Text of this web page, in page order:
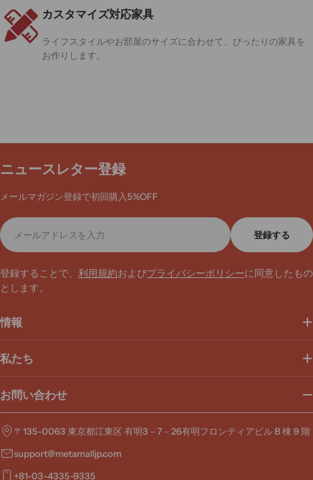
家具， 新規利用者割引，オフィスリフォームに伴う新家具導入
す
カスタマイズ対応家具
ライフスタイルやお部屋のサイズに合わせて、ぴったりの家具を
お作りします。
ニュースレター登録
メールマガジン登録で初回購入5%OFF
メ
ー
ル
ド
レ
登録する
登録することで、 利用規約およびプライバシーポリシーに同意したもの
とします。
情報
私たち
お問い合わせ
〒135-0063 東京都江東区 有明3－7－26有明フロンティアビル B 棟 9 階
support@metamalljp.com
+81-03-4335-9335